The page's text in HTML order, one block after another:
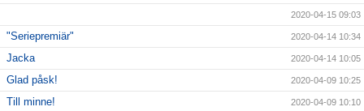
2020-04-15 09:03
"Seriepremiär" 2020-04-14 10:34
Jacka 2020-04-14 10:05
Glad påsk! 2020-04-09 10:25
Till minne! 2020-04-09 10:10